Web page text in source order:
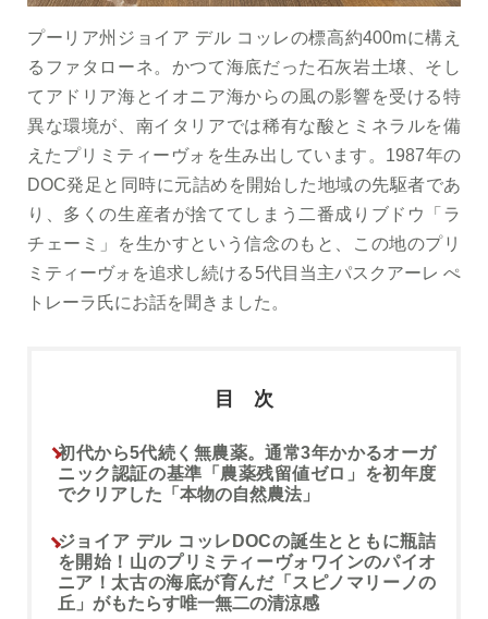
プーリア州ジョイア デル コッレの標高約400mに構え
るファタローネ。かつて海底だった石灰岩土壌、そし
てアドリア海とイオニア海からの風の影響を受ける特
異な環境が、南イタリアでは稀有な酸とミネラルを備
えたプリミティーヴォを生み出しています。1987年の
DOC発足と同時に元詰めを開始した地域の先駆者であ
り、多くの生産者が捨ててしまう二番成りブドウ「ラ
チェーミ」を生かすという信念のもと、この地のプリ
ミティーヴォを追求し続ける5代目当主パスクアーレ ぺ
トレーラ氏にお話を聞きました。
目 次
初代から5代続く無農薬。通常3年かかるオーガ
ニック認証の基準「農薬残留値ゼロ」を初年度
でクリアした「本物の自然農法」
ジョイア デル コッレDOCの誕生とともに瓶詰
を開始！山のプリミティーヴォワインのパイオ
ニア！太古の海底が育んだ「スピノマリーノの
丘」がもたらす唯一無二の清涼感